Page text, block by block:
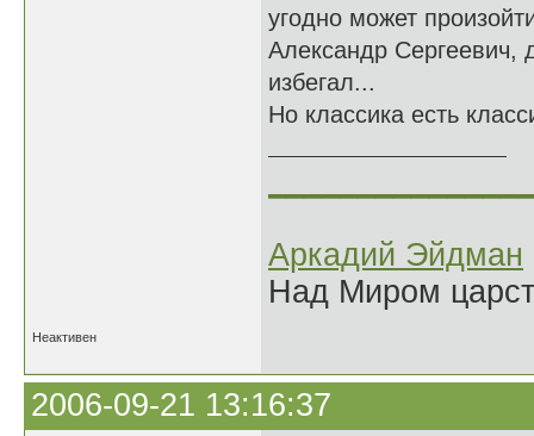
угодно может
Александр
избегал...
Но классика есть
Аркадий Эйдман
Над Миром
Неактивен
2006-09-21 13:16:37